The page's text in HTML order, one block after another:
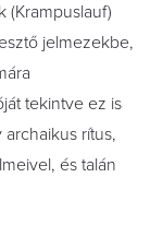
(Krampuslauf)
jelmezekbe,
tekintve ez is
rítus,
és talán